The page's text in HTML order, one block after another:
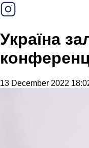
Україна
13 December 2022